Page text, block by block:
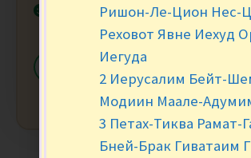
В наличии
+
Ришон-Ле-Цион Нес-
Реховот Явне Иехуд
Иегуда
2 Иерусалим Бейт-
Модиин Маале-
3 Петах-Тиква Рамат-
Бней-Брак Гиватаим